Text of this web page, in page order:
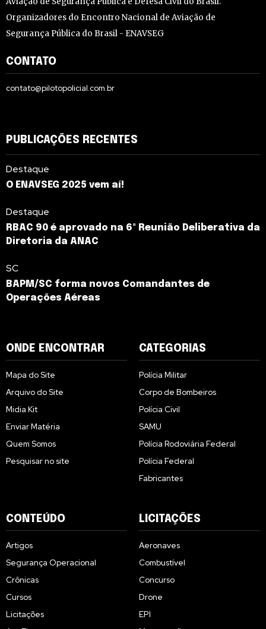
Organizadores do Encontro Nacional de Aviação de
Segurança Pública do Brasil - ENAVSEG
CONTATO
contato@pilotopolicial.com.br
PUBLICAÇÕES RECENTES
Destaque
O ENAVSEG 2025 vem aí!
Destaque
RBAC 90 é aprovado na 6ª Reunião Deliberativa da
Diretoria da ANAC
SC
BAPM/SC forma novos Comandantes de
Operações Aéreas
ONDE ENCONTRAR
Mapa do Site
Arquivo do Site
Midia Kit
Enviar Matéria
Quem Somos
Pesquisar no site
CATEGORIAS
Polícia Militar
Corpo de Bombeiros
Polícia Civil
SAMU
Polícia Rodoviária Federal
Polícia Federal
Fabricantes
CONTEÚDO
Artigos
Segurança Operacional
Crônicas
Cursos
Licitações
LICITAÇÕES
Aeronaves
Combustível
Concurso
Drone
EPI